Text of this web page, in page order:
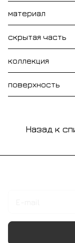
материал
скрытая часть
коллекция
поверхность
Назад к